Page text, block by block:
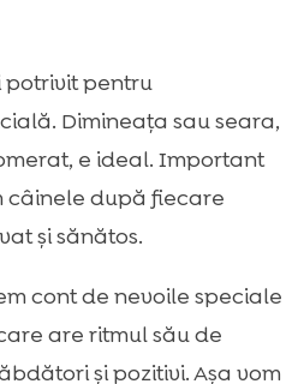
potrivit pentru
Dimineața sau seara,
e ideal. Important
câinele după fiecare
și sănătos.
cont de nevoile speciale
are ritmul său de
și pozitivi. Așa vom